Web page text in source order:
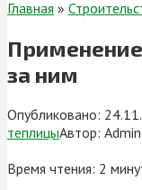
Главная »
за ним
Опубликовано:
теплицыАвтор: Admin
Время чтения: 2